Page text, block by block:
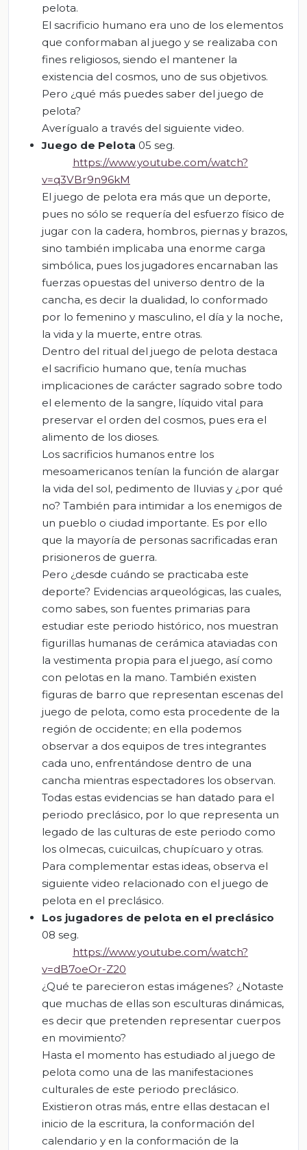
pelota.
El sacrificio humano era uno de los elementos
que conformaban al juego y se realizaba con
fines religiosos, siendo el mantener la
existencia del cosmos, uno de sus objetivos.
Pero ¿qué más puedes saber del juego de
pelota?
Averígualo a través del siguiente video.
Juego de Pelota 05 seg.
https://www.youtube.com/watch?
v=q3VBr9n96kM
El juego de pelota era más que un deporte,
pues no sólo se requería del esfuerzo físico de
jugar con la cadera, hombros, piernas y brazos,
sino también implicaba una enorme carga
simbólica, pues los jugadores encarnaban las
fuerzas opuestas del universo dentro de la
cancha, es decir la dualidad, lo conformado
por lo femenino y masculino, el día y la noche,
la vida y la muerte, entre otras.
Dentro del ritual del juego de pelota destaca
el sacrificio humano que, tenía muchas
implicaciones de carácter sagrado sobre todo
el elemento de la sangre, líquido vital para
preservar el orden del cosmos, pues era el
alimento de los dioses.
Los sacrificios humanos entre los
mesoamericanos tenían la función de alargar
la vida del sol, pedimento de lluvias y ¿por qué
no? También para intimidar a los enemigos de
un pueblo o ciudad importante. Es por ello
que la mayoría de personas sacrificadas eran
prisioneros de guerra.
Pero ¿desde cuándo se practicaba este
deporte? Evidencias arqueológicas, las cuales,
como sabes, son fuentes primarias para
estudiar este periodo histórico, nos muestran
figurillas humanas de cerámica ataviadas con
la vestimenta propia para el juego, así como
con pelotas en la mano. También existen
figuras de barro que representan escenas del
juego de pelota, como esta procedente de la
región de occidente; en ella podemos
observar a dos equipos de tres integrantes
cada uno, enfrentándose dentro de una
cancha mientras espectadores los observan.
Todas estas evidencias se han datado para el
periodo preclásico, por lo que representa un
legado de las culturas de este periodo como
los olmecas, cuicuilcas, chupícuaro y otras.
Para complementar estas ideas, observa el
siguiente video relacionado con el juego de
pelota en el preclásico.
Los jugadores de pelota en el preclásico
08 seg.
https://www.youtube.com/watch?
v=dB7oeOr-Z20
¿Qué te parecieron estas imágenes? ¿Notaste
que muchas de ellas son esculturas dinámicas,
es decir que pretenden representar cuerpos
en movimiento?
Hasta el momento has estudiado al juego de
pelota como una de las manifestaciones
culturales de este periodo preclásico.
Existieron otras más, entre ellas destacan el
inicio de la escritura, la conformación del
calendario y en la conformación de la